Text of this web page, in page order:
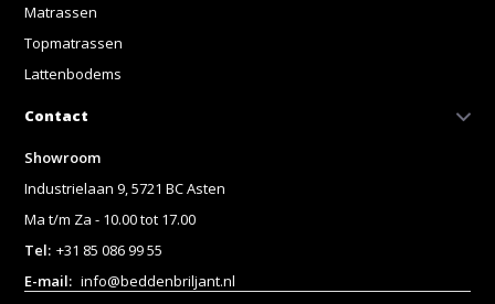
Matrassen
Topmatrassen
Lattenbodems
Contact
Showroom
Industrielaan 9, 5721 BC Asten
Ma t/m Za - 10.00 tot 17.00
Tel: +31 85 086 99 55
E-mail: info@beddenbriljant.nl